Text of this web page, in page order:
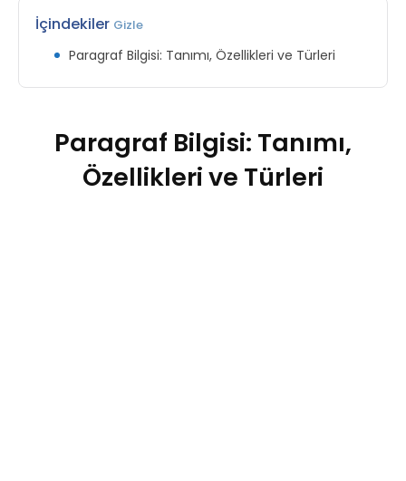
İçindekiler Gizle
Paragraf Bilgisi: Tanımı, Özellikleri ve Türleri
Paragraf Bilgisi: Tanımı,
Özellikleri ve Türleri